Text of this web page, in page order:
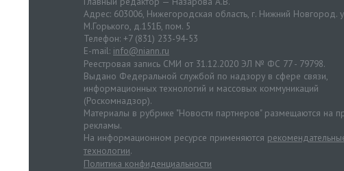
Адрес: 603006, Нижегородская область, г. Нижний Новгород.
М.Горького, д.151Б, пом. 5
Телефон: +7 (831) 233-94-53
E-mail: info@niann.ru
Реестровая запись СМИ от 31.12.2020 ЭЛ № ФС 77 - 79798.
Выдано Федеральной службой по надзору в сфере связи,
информационных технологий и массовых коммуникаций
(Роскомнадзор).
Материалы в рубрике "Новости партнеров" размещаются на
рекламы.
На информационном ресурсе применяются
технологии.
Политика конфиденциальности